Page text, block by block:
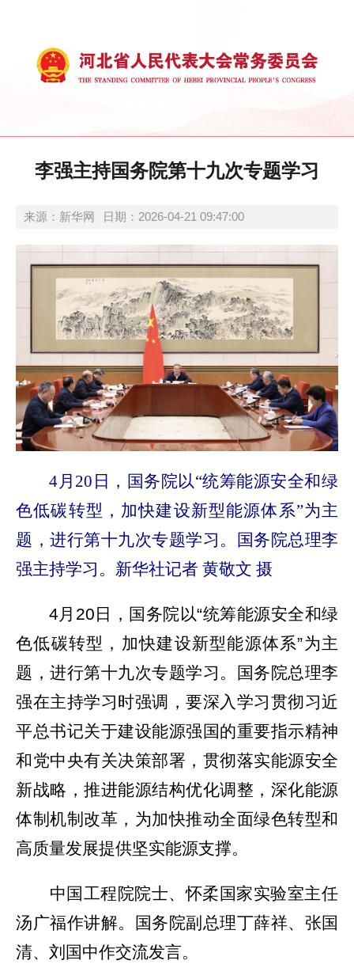
李强主持国务院第十九次专题学习
来源：新华网 日期：2026-04-21 09:47:00
4月20日，国务院以“统筹能源安全和绿
色低碳转型，加快建设新型能源体系”为主
题，进行第十九次专题学习。国务院总理李
强主持学习。新华社记者 黄敬文 摄
4月20日，国务院以“统筹能源安全和绿
色低碳转型，加快建设新型能源体系”为主
题，进行第十九次专题学习。国务院总理李
强在主持学习时强调，要深入学习贯彻习近
平总书记关于建设能源强国的重要指示精神
和党中央有关决策部署，贯彻落实能源安全
新战略，推进能源结构优化调整，深化能源
体制机制改革，为加快推动全面绿色转型和
高质量发展提供坚实能源支撑。
中国工程院院士、怀柔国家实验室主任
汤广福作讲解。国务院副总理丁薛祥、张国
清、刘国中作交流发言。